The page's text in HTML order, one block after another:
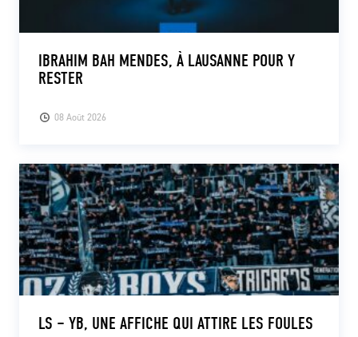
08 Août 2026
IBRAHIM BAH MENDES, À LAUSANNE POUR Y
RESTER
LS – YB, UNE AFFICHE QUI ATTIRE LES FOULES